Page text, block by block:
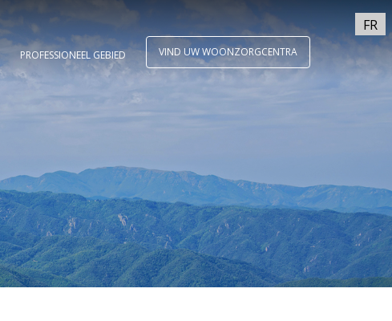
FR
PROFESSIONEEL GEBIED VIND UW WOONZORGCENTRA